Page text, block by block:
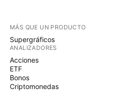
MÁS QUE UN PRODUCTO
Supergráficos
ANALIZADORES
Acciones
ETF
Bonos
Criptomonedas